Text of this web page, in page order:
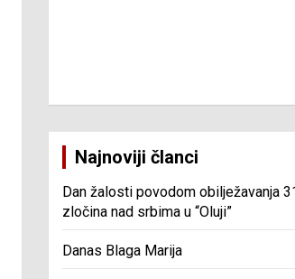
Najnoviji članci
Dan žalosti povodom obilježavanja
zločina nad srbima u “Oluji”
Danas Blaga Marija